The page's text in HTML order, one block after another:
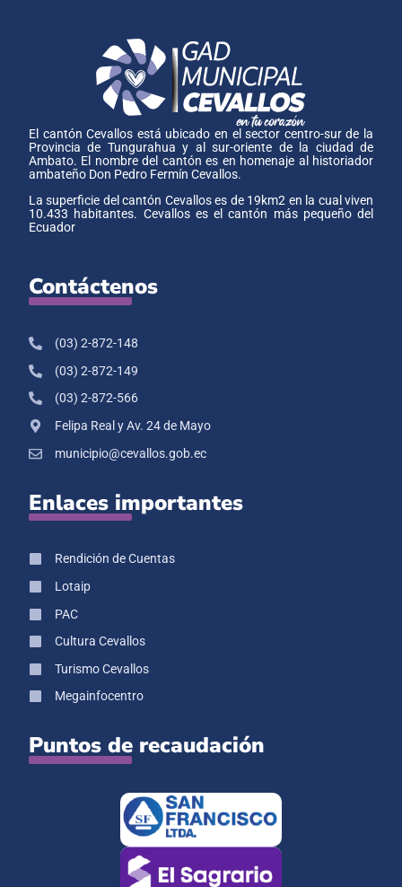
El cantón Cevallos está ubicado en el sector centro-sur de la
Provincia de Tungurahua y al sur-oriente de la ciudad de
Ambato. El nombre del cantón es en homenaje al historiador
ambateño Don Pedro Fermín Cevallos.
La superficie del cantón Cevallos es de 19km2 en la cual viven
10.433 habitantes. Cevallos es el cantón más pequeño del
Ecuador
Contáctenos
(03) 2-872-148
(03) 2-872-149
(03) 2-872-566
Felipa Real y Av. 24 de Mayo
municipio@cevallos.gob.ec
Enlaces importantes
Rendición de Cuentas
Lotaip
PAC
Cultura Cevallos
Turismo Cevallos
Megainfocentro
Puntos de recaudación